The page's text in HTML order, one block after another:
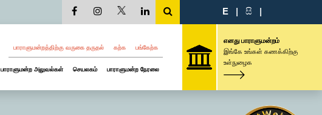
E | සි |
பாராளுமன்றத்திற்கு வருகை தருதல் கற்க பங்கேற்க
பாராளுமன்ற அலுவல்கள் செயலகம் பாராளுமன்ற நேரலை
எனது பாராளுமன்றம்
இங்கே உங்கள் கணக்கிற்கு
உள்நுழைக